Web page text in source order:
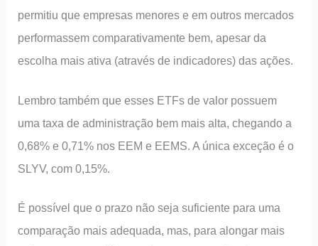
permitiu que empresas menores e em outros mercados
performassem comparativamente bem, apesar da
escolha mais ativa (através de indicadores) das ações.
Lembro também que esses ETFs de valor possuem
uma taxa de administração bem mais alta, chegando a
0,68% e 0,71% nos EEM e EEMS. A única exceção é o
SLYV, com 0,15%.
É possível que o prazo não seja suficiente para uma
comparação mais adequada, mas, para alongar mais